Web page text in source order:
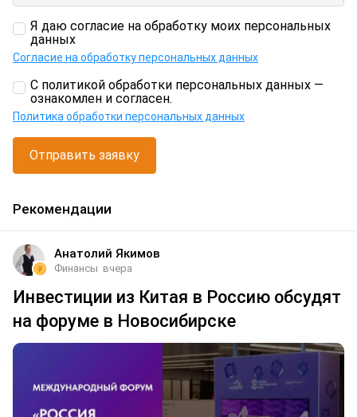
Я даю согласие на обработку моих персональных
данных
Согласие на обработку персональных данных
С политикой обработки персональных данных —
ознакомлен и согласен.
Политика обработки персональных данных
Отправить заявку
Рекомендации
Анатолий Якимов
Финансы вчера
Инвестиции из Китая в Россию обсудят
на форуме в Новосибирске